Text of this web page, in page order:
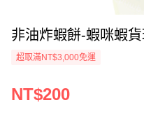
非油炸蝦餅-蝦咪蝦
超取滿NT$3,000免運
NT$200